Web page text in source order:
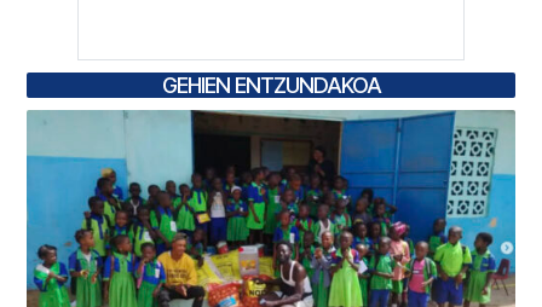
GEHIEN ENTZUNDAKOA